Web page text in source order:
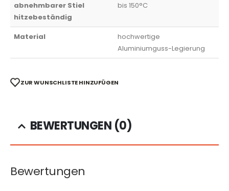
abnehmbarer Stiel
hitzebeständig
bis 150°C
Material
hochwertige
Aluminiumguss-Legierung
ZUR WUNSCHLISTE HINZUFÜGEN
BEWERTUNGEN (0)
Bewertungen